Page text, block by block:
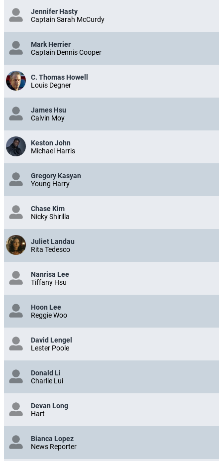
Jennifer Hasty
Captain Sarah McCurdy
Mark Herrier
Captain Dennis Cooper
C. Thomas Howell
Louis Degner
James Hsu
Calvin Moy
Keston John
Michael Harris
Gregory Kasyan
Young Harry
Chase Kim
Nicky Shirilla
Juliet Landau
Rita Tedesco
Nanrisa Lee
Tiffany Hsu
Hoon Lee
Reggie Woo
David Lengel
Lester Poole
Donald Li
Charlie Lui
Devan Long
Hart
Bianca Lopez
News Reporter